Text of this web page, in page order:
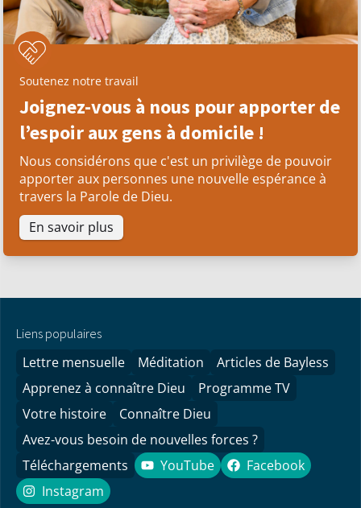
Soutenez notre travail
Joignez-vous à nous pour apporter de
l’espoir aux gens à domicile !
Nous considérons que c'est un privilège de pouvoir
apporter aux personnes une nouvelle espérance à
travers la Parole de Dieu.
En savoir plus
Liens populaires
Lettre mensuelle Méditation
Articles de Bayless
Apprenez à connaître Dieu
Programme TV
Votre histoire
Connaître Dieu
Avez-vous besoin de nouvelles forces ?
Téléchargements
YouTube
YouTube Facebook
Facebook
Instagram
Instagram